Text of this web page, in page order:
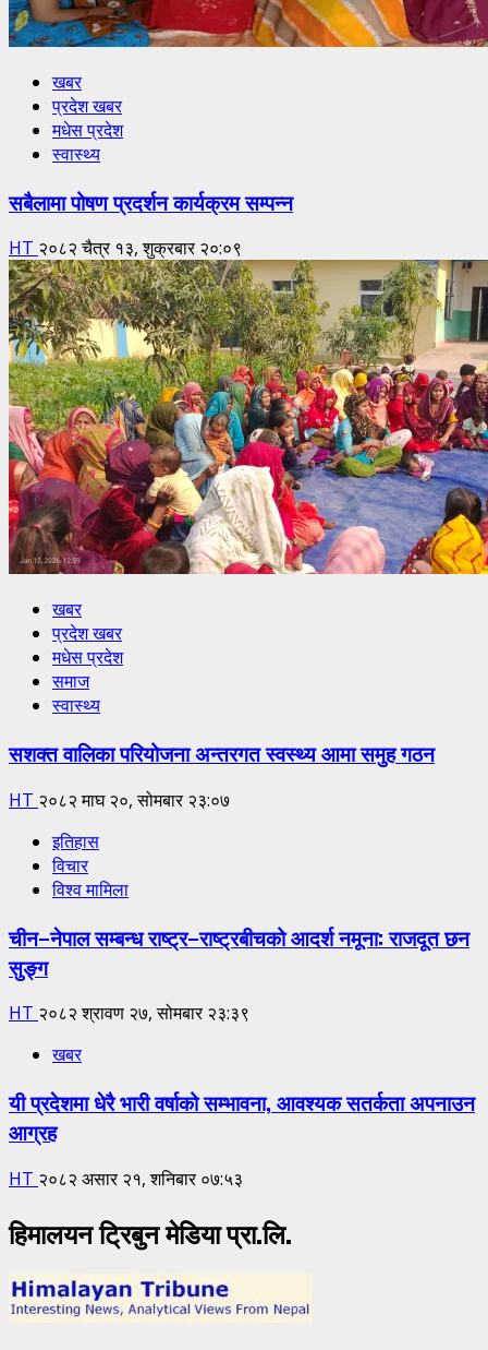
खबर
प्रदेश खबर
मधेस प्रदेश
स्वास्थ्य
सबैलामा पोषण प्रदर्शन कार्यक्रम सम्पन्न
HT २०८२ चैत्र १३, शुक्रबार २०:०९
खबर
प्रदेश खबर
मधेस प्रदेश
समाज
स्वास्थ्य
सशक्त वालिका परियोजना अन्तरगत स्वस्थ्य आमा समुह गठन
HT २०८२ माघ २०, सोमबार २३:०७
इतिहास
विचार
विश्व मामिला
चीन–नेपाल सम्बन्ध राष्ट्र–राष्ट्रबीचको आदर्श नमूना: राजदूत छन
सुङ्ग
HT २०८२ श्रावण २७, सोमबार २३:३९
खबर
यी प्रदेशमा धेरै भारी वर्षाको सम्भावना, आवश्यक सतर्कता अपनाउन
आग्रह
HT २०८२ असार २१, शनिबार ०७:५३
हिमालयन ट्रिबुन मेडिया प्रा.लि.